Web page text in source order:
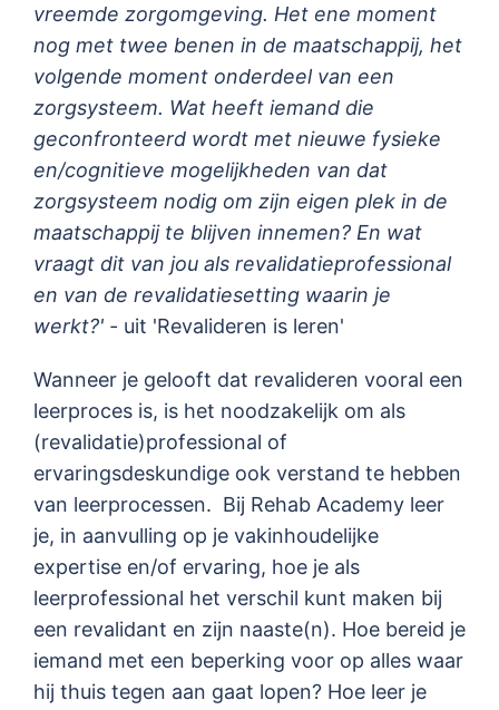
vreemde zorgomgeving. Het ene moment
nog met twee benen in de maatschappij, het
volgende moment onderdeel van een
zorgsysteem. Wat heeft iemand die
geconfronteerd wordt met nieuwe fysieke
en/cognitieve mogelijkheden van dat
zorgsysteem nodig om zijn eigen plek in de
maatschappij te blijven innemen? En wat
vraagt dit van jou als revalidatieprofessional
en van de revalidatiesetting waarin je
werkt?' - uit 'Revalideren is leren'
Wanneer je gelooft dat revalideren vooral een
leerproces is, is het noodzakelijk om als
(revalidatie)professional of
ervaringsdeskundige ook verstand te hebben
van leerprocessen. Bij Rehab Academy leer
je, in aanvulling op je vakinhoudelijke
expertise en/of ervaring, hoe je als
leerprofessional het verschil kunt maken bij
een revalidant en zijn naaste(n). Hoe bereid je
iemand met een beperking voor op alles waar
hij thuis tegen aan gaat lopen? Hoe leer je